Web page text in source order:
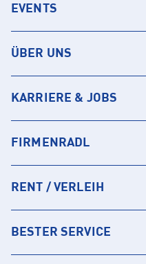
EVENTS
ÜBER UNS
KARRIERE & JOBS
FIRMENRADL
RENT / VERLEIH
BESTER SERVICE